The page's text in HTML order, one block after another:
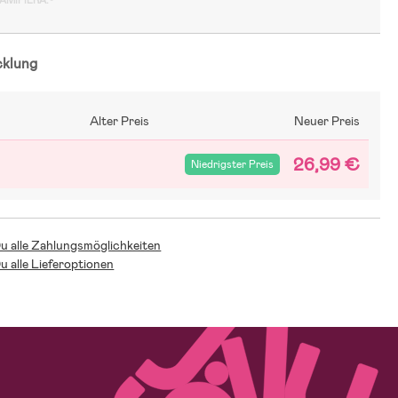
Alter Preis Neuer Preis
Niedrigster Preis 26,99 €
alle Zahlungsmöglichkeiten
alle Lieferoptionen